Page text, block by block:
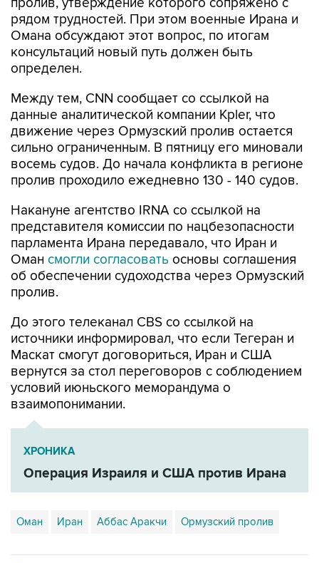
пролив, утверждение которого сопряжено с
рядом трудностей. При этом военные Ирана и
Омана обсуждают этот вопрос, по итогам
консультаций новый путь должен быть
определен.
Между тем, CNN сообщает со ссылкой на
данные аналитической компании Kpler, что
движение через Ормузский пролив остается
сильно ограниченным. В пятницу его миновали
восемь судов. До начала конфликта в регионе
пролив проходило ежедневно 130 - 140 судов.
Накануне агентство IRNA со ссылкой на
представителя комиссии по нацбезопасности
парламента Ирана передавало, что Иран и
Оман смогли согласовать основы соглашения
об обеспечении судоходства через Ормузский
пролив.
До этого телеканал CBS со ссылкой на
источники информировал, что если Тегеран и
Маскат смогут договориться, Иран и США
вернутся за стол переговоров с соблюдением
условий июньского меморандума о
взаимопонимании.
ХРОНИКА
Операция Израиля и США против Ирана
Оман Иран Аббас Аракчи Ормузский пролив